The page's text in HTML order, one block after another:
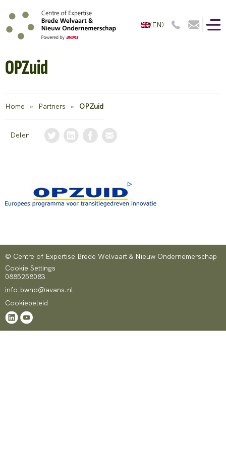
(EN)
OPZuid
Home » Partners » OPZuid
Delen:
© Centre of Expertise Brede Welvaart & Nieuw Ondernemerschap
Cookie Settings
0885258083
info.bwno@avans.nl
Cookiebeleid